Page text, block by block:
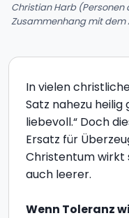
Christian Harb (Personen
Zusammenhang mit dem
In vielen
Satz nahezu heilig
liebevoll.“ Doch
Ersatz für
Christentum wirkt
auch leerer.
Wenn Toleranz